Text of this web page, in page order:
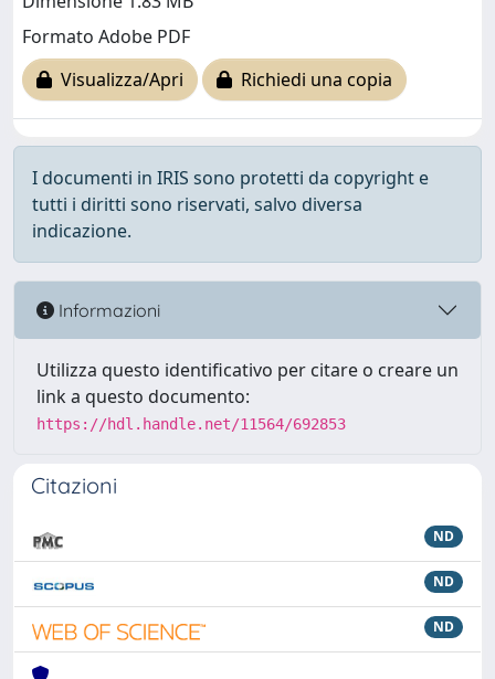
Formato Adobe PDF
Visualizza/Apri
Richiedi una copia
I documenti in IRIS sono protetti da copyright e
tutti i diritti sono riservati, salvo diversa
indicazione.
Informazioni
Utilizza questo identificativo per citare o creare un
link a questo documento:
https://hdl.handle.net/11564/692853
Citazioni
ND
ND
ND